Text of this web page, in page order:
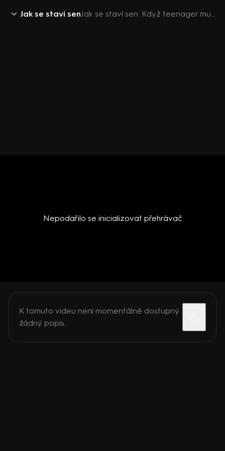
Jak se staví sen Jak se staví sen: Když teenager musí mluvit o své matce
Nepodařilo se inicializovat přehrávač
K tomuto videu není momentálně dostupný
žádný popis.